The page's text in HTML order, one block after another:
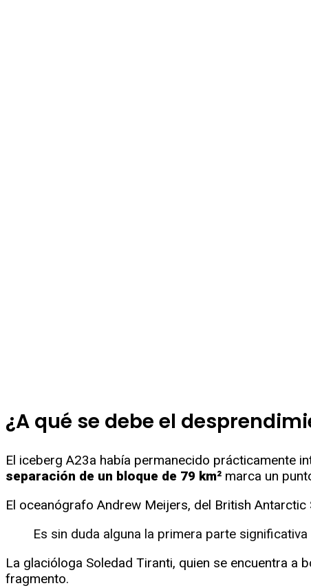
¿A qué se debe el
El iceberg A23a había permanecido prácticamente
separación de un bloque de 79 km² marca un
El oceanógrafo Andrew Meijers, del British
Es sin duda alguna la primera parte
La glacióloga Soledad Tiranti, quien se encuentra a
fragmento.